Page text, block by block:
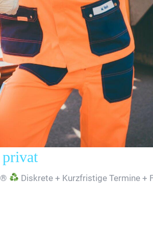
Diskrete + Kurzfristige Termine +